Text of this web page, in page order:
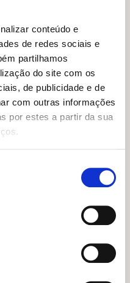
conteúdo e
de redes sociais e
partilhamos
do site com os
de publicidade e de
com outras informações
por estes a partir da sua
as batalhas
corridas radicais»